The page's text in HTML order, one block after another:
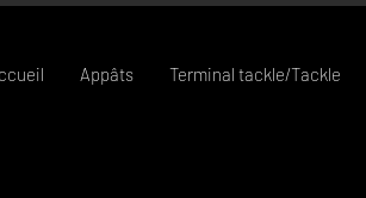
Appâts Terminal tackle/Tackle